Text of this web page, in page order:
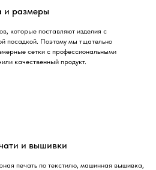
и размеры
которые поставляют изделия с
посадкой. Поэтому мы тщательно
сетки с профессиональными
качественный продукт.
и вышивки
печать по текстилю, машинная вышивка,